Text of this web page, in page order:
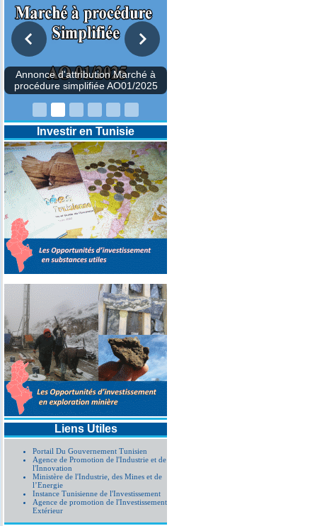
Annonce d'attribution
procédure simplifiée AO01/
Investir en Tunisie
Liens Utiles
Portail Du Gouvernement Tunisien
Agence de Promotion de l'Industrie et de
l'Innovation
Ministère de l'Industrie, des Mines et de
l’Energie
Instance Tunisienne de l'Investissement
Agence de promotion de l'Investissement
Extérieur